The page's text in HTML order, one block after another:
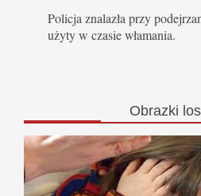
Policja znalazła przy
użyty w czasie włamania.
Obrazki